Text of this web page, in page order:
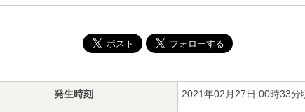
発生時刻 2021年02月27日 00時33分